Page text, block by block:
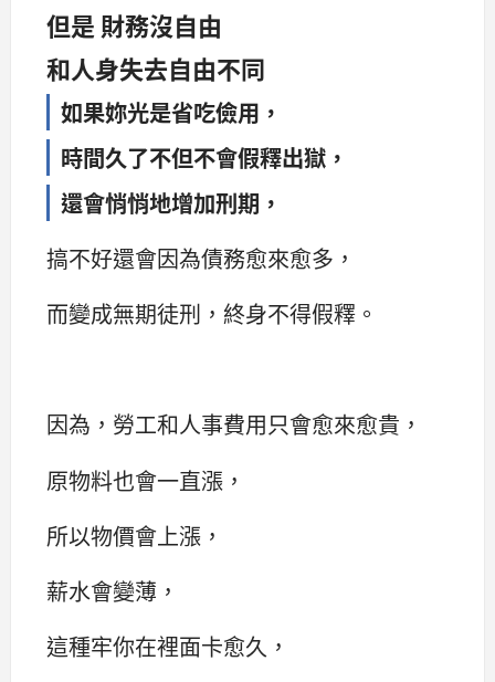
但是 財務沒自由
和人身失去自由不同
如果妳光是省吃儉用，
時間久了不但不會假釋出獄，
還會悄悄地增加刑期，
搞不好還會因為債務愈來愈多，
而變成無期徒刑，終身不得假釋。
因為，勞工和人事費用只會愈來愈貴，
原物料也會一直漲，
所以物價會上漲，
薪水會變薄，
這種牢你在裡面卡愈久，